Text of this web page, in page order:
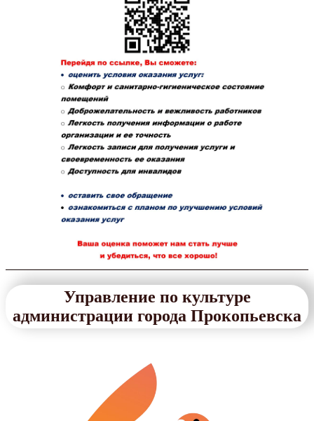
Управление по культуре
администрации города Прокопьевска